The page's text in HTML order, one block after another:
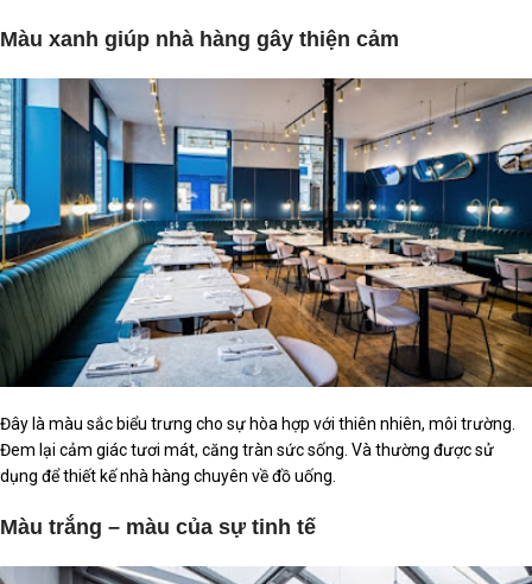
Màu xanh giúp nhà hàng gây thiện cảm
Đây là màu sắc biểu trưng cho sự hòa hợp với thiên nhiên, môi trường.
Đem lại cảm giác tươi mát, căng tràn sức sống. Và thường được sử
dụng để thiết kế nhà hàng chuyên về đồ uống.
Màu trắng – màu của sự tinh tế